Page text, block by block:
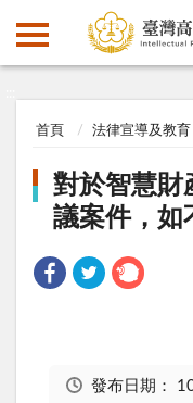
首頁 法律宣導及教育
對於智慧財
議案件，如
發布日期：